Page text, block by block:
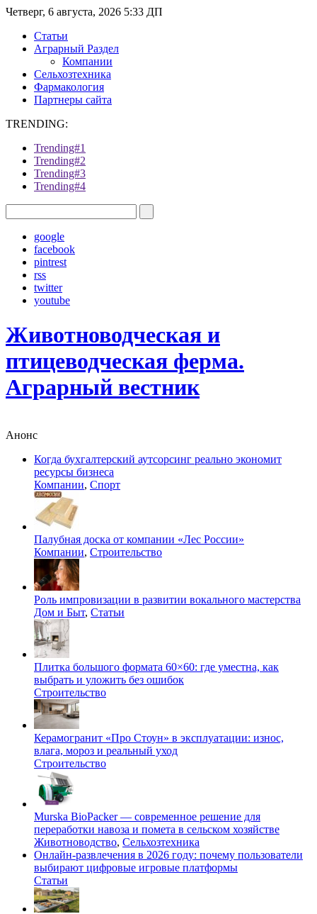
Четверг, 6 августа, 2026 5:33 ДП
Статьи
Аграрный Раздел
Компании
Сельхозтехника
Фармакология
Партнеры сайта
TRENDING:
Trending#1
Trending#2
Trending#3
Trending#4
google
facebook
pintrest
rss
twitter
youtube
Животноводческая и
птицеводческая ферма.
Аграрный вестник
Анонс
Когда бухгалтерский аутсорсинг реально экономит
ресурсы бизнеса
Компании, Спорт
Палубная доска от компании «Лес России»
Компании, Строительство
Роль импровизации в развитии вокального мастерства
Дом и Быт, Статьи
Плитка большого формата 60×60: где уместна, как
выбрать и уложить без ошибок
Строительство
Керамогранит «Про Стоун» в эксплуатации: износ,
влага, мороз и реальный уход
Строительство
Murska BioPacker — современное решение для
переработки навоза и помета в сельском хозяйстве
Животноводство, Сельхозтехника
Онлайн-развлечения в 2026 году: почему пользователи
выбирают цифровые игровые платформы
Статьи